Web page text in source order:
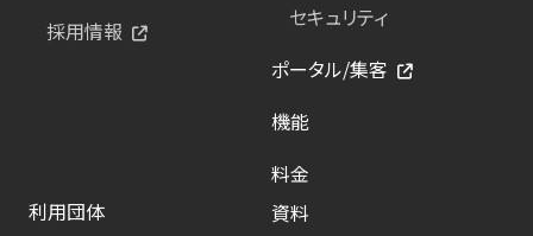
採用情報
セキュリティ
ポータル/集客
機能
料金
利用団体
資料